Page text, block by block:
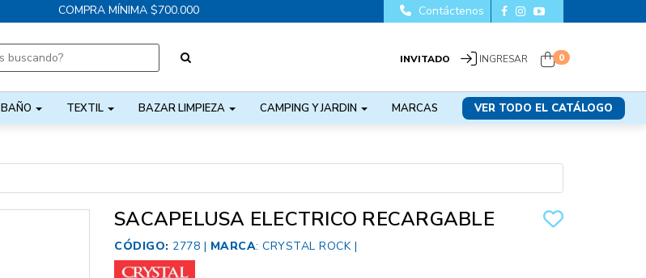
COMPRA MÍNIMA $700.000
INVITADO INGRESAR 0
BAÑO TEXTIL BAZAR LIMPIEZA CAMPING Y JARDIN MARCAS VER TODO EL CATÁLOGO
Contáctenos
SACAPELUSA ELECTRICO RECARGABLE
CÓDIGO: 2778 | MARCA: CRYSTAL ROCK|